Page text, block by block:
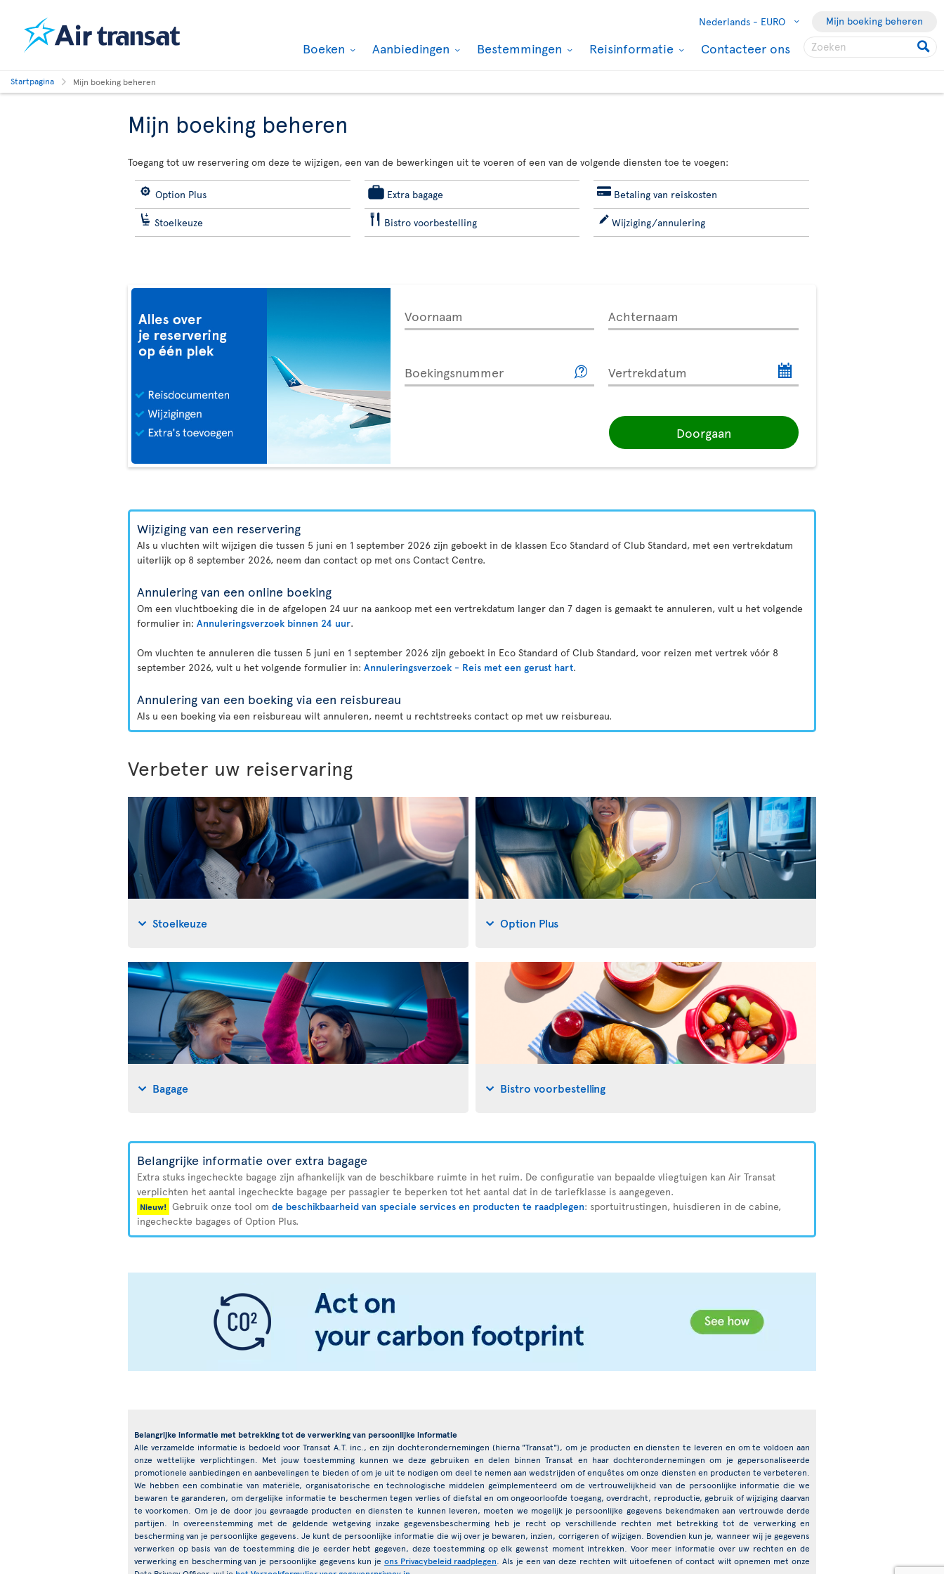
Nederlands - EURO Mijn boeking beheren
Boeken Aanbiedingen Bestemmingen Reisinformatie Contacteer ons
Startpagina Mijn boeking beheren
Mijn boeking beheren
Toegang tot uw reservering om deze te wijzigen, een van de bewerkingen uit te voeren of een van de volgende diensten toe te voegen:
Option Plus Extra bagage Betaling van reiskosten
Stoelkeuze Bistro voorbestelling Wijziging/annulering
Voornaam Achternaam
Boekingsnummer Vertrekdatum
Doorgaan
Wijziging van een reservering
Als u vluchten wilt wijzigen die tussen 5 juni en 1 september 2026 zijn geboekt in de klassen Eco Standard of Club Standard, met een vertrekdatum
uiterlijk op 8 september 2026, neem dan contact op met ons Contact Centre.
Annulering van een online boeking
Om een vluchtboeking die in de afgelopen 24 uur na aankoop met een vertrekdatum langer dan 7 dagen is gemaakt te annuleren, vult u het volgende
formulier in: Annuleringsverzoek binnen 24 uur.
Om vluchten te annuleren die tussen 5 juni en 1 september 2026 zijn geboekt in Eco Standard of Club Standard, voor reizen met vertrek vóór 8
september 2026, vult u het volgende formulier in: Annuleringsverzoek - Reis met een gerust hart.
Annulering van een boeking via een reisbureau
Als u een boeking via een reisbureau wilt annuleren, neemt u rechtstreeks contact op met uw reisbureau.
Verbeter uw reiservaring
Stoelkeuze Option Plus
Bagage Bistro voorbestelling
Belangrijke informatie over extra bagage
Extra stuks ingecheckte bagage zijn afhankelijk van de beschikbare ruimte in het ruim. De configuratie van bepaalde vliegtuigen kan Air Transat
verplichten het aantal ingecheckte bagage per passagier te beperken tot het aantal dat in de tariefklasse is aangegeven.
Nieuw! Gebruik onze tool om de beschikbaarheid van speciale services en producten te raadplegen: sportuitrustingen, huisdieren in de cabine,
ingecheckte bagages of Option Plus.
Belangrijke informatie met betrekking tot de verwerking van persoonlijke informatie
Alle verzamelde informatie is bedoeld voor Transat A.T. inc., en zijn dochterondernemingen (hierna "Transat"), om je producten en diensten te leveren en om te voldoen aan
onze wettelijke verplichtingen. Met jouw toestemming kunnen we deze gebruiken en delen binnen Transat en haar dochterondernemingen om je gepersonaliseerde
promotionele aanbiedingen en aanbevelingen te bieden of om je uit te nodigen om deel te nemen aan wedstrijden of enquêtes om onze diensten en producten te verbeteren.
We hebben een combinatie van materiële, organisatorische en technologische middelen geïmplementeerd om de vertrouwelijkheid van de persoonlijke informatie die we
bewaren te garanderen, om dergelijke informatie te beschermen tegen verlies of diefstal en om ongeoorloofde toegang, overdracht, reproductie, gebruik of wijziging daarvan
te voorkomen. Om je de door jou gevraagde producten en diensten te kunnen leveren, moeten we mogelijk je persoonlijke gegevens bekendmaken aan vertrouwde derde
partijen. In overeenstemming met de geldende wetgeving inzake gegevensbescherming heb je recht op verschillende rechten met betrekking tot de verwerking en
bescherming van je persoonlijke gegevens. Je kunt de persoonlijke informatie die wij over je bewaren, inzien, corrigeren of wijzigen. Bovendien kun je, wanneer wij je gegevens
verwerken op basis van de toestemming die je eerder hebt gegeven, deze toestemming op elk gewenst moment intrekken. Voor meer informatie over uw rechten en de
verwerking en bescherming van je persoonlijke gegevens kun je ons Privacybeleid raadplegen . Als je een van deze rechten wilt uitoefenen of contact wilt opnemen met onze